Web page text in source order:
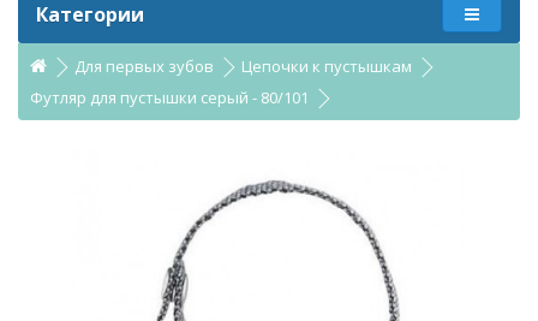
Категории
Для первых зубов
Цепочки к пустышкам
Футляр для пустышки серый - 80/101